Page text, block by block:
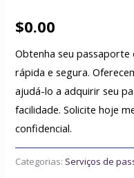
$0.00
Obtenha seu
rápida e segura.
ajudá-lo a adquirir seu
facilidade. Solicite hoje
confidencial.
Categorias: Serviços de